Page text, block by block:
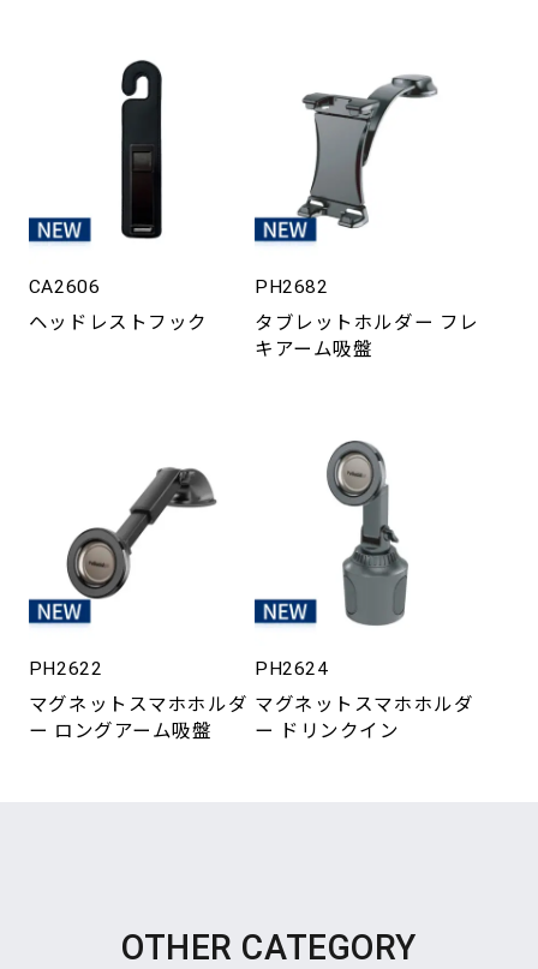
CA2606
ヘッドレストフック
PH2682
タブレットホルダー フレ
キアーム吸盤
PH2622
マグネットスマホホルダ
ー ロングアーム吸盤
PH2624
マグネットスマホホルダ
ー ドリンクイン
OTHER CATEGORY